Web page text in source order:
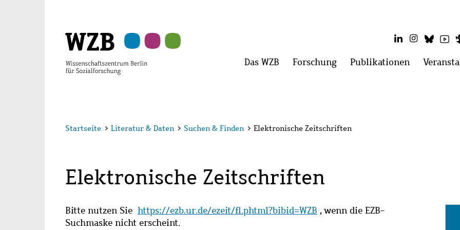
LinkedInInstagram
Hauptmenü
Das WZB Menü
Forschung Menü
Publikationen Menü
Startseite > Literatur & Daten > Suchen & Finden > Elektronische Zeitschriften
Elektronische Zeitschriften
Bitte nutzen Sie https://ezb.ur.de/ezeit/fl.phtml?bibid=WZB , wenn die EZB-
Suchmaske nicht erscheint.